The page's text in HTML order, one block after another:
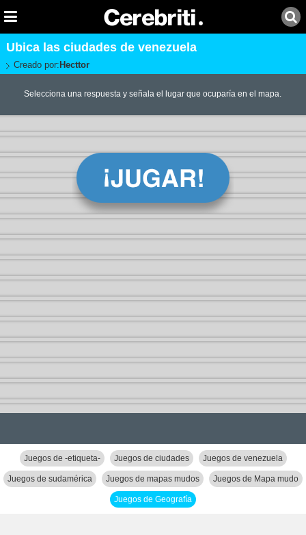
Ubica las ciudades de venezuela
Creado por: Hecttor
Selecciona una respuesta y señala el lugar que ocuparía en el mapa.
Juegos de -etiqueta- Juegos de ciudades Juegos de venezuela
Juegos de sudamérica Juegos de mapas mudos Juegos de Mapa mudo
Juegos de Geografía